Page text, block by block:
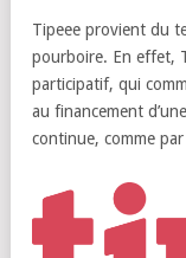
Tipeee provient du
pourboire. En effet,
participatif, qui
au financement
continue, comme